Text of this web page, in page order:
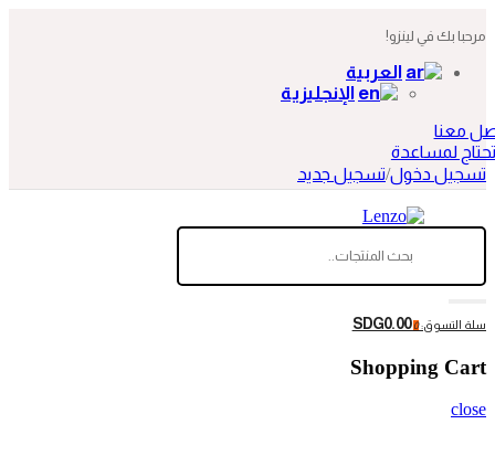
مرحبا بك في لينزو!
العربية
الإنجليزية
معنا
تحتاج لمساعدة
تسجيل دخول/تسجيل جديد
سلة التسوق: SDG0.00 0
Shopping Cart
close